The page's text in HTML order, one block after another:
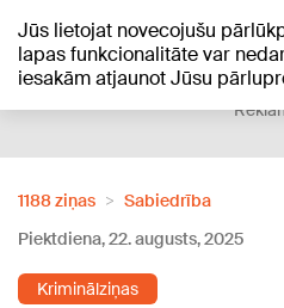
Jūs lietojat novecojušu
lapas funkcionalitāte var
iesakām atjaunot Jūsu
+16°C
1188 ziņas
Sabiedrība
Piektdiena, 22. augusts, 2025
Kriminālziņas